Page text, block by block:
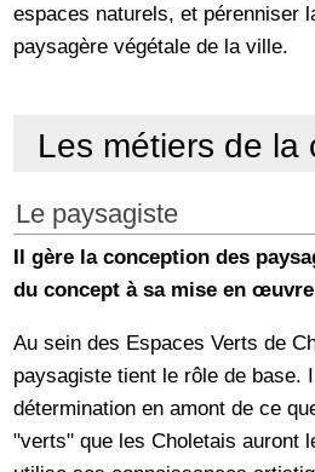
espaces naturels, et pérenniser
paysagère végétale de la ville.
Les métiers de la
Le paysagiste
Il gère la conception des
du concept à sa mise en
Au sein des Espaces Verts de
paysagiste tient le rôle de base.
détermination en amont de ce
"verts" que les Choletais auront